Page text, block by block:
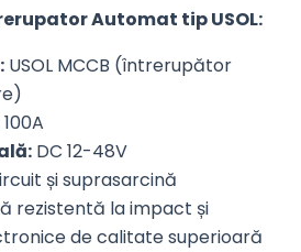
Automat tip USOL:
USOL MCCB (întrerupător
100A
DC 12-48V
și suprasarcină
rezistentă la impact și
de calitate superioară